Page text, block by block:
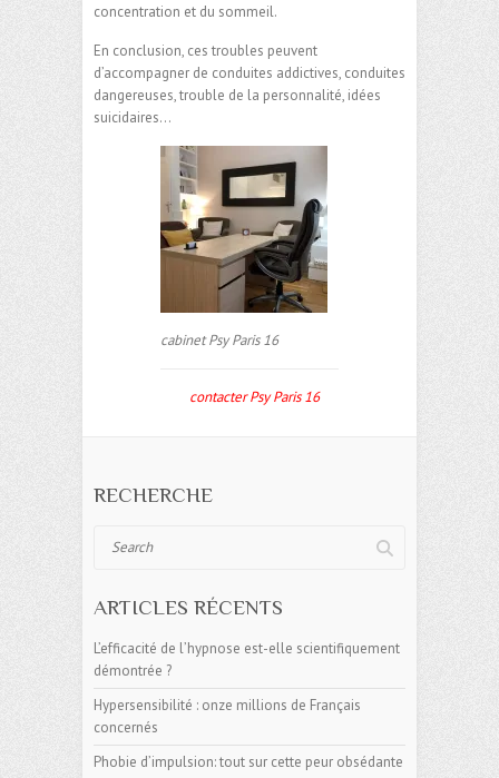
concentration et du sommeil.
En conclusion, ces troubles peuvent
d’accompagner de conduites addictives, conduites
dangereuses, trouble de la personnalité, idées
suicidaires…
cabinet Psy Paris 16
contacter Psy Paris 16
RECHERCHE
ARTICLES RÉCENTS
L’efficacité de l’hypnose est-elle scientifiquement
démontrée ?
Hypersensibilité : onze millions de Français
concernés
Phobie d’impulsion: tout sur cette peur obsédante